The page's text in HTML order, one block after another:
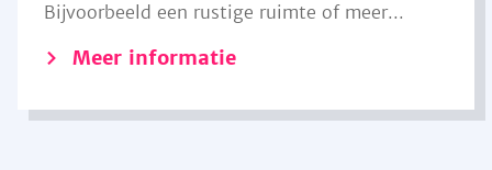
Bijvoorbeeld een rustige ruimte of meer...
Meer informatie